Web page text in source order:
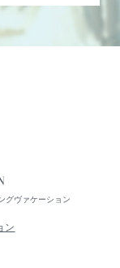
グヴァケーション
ン